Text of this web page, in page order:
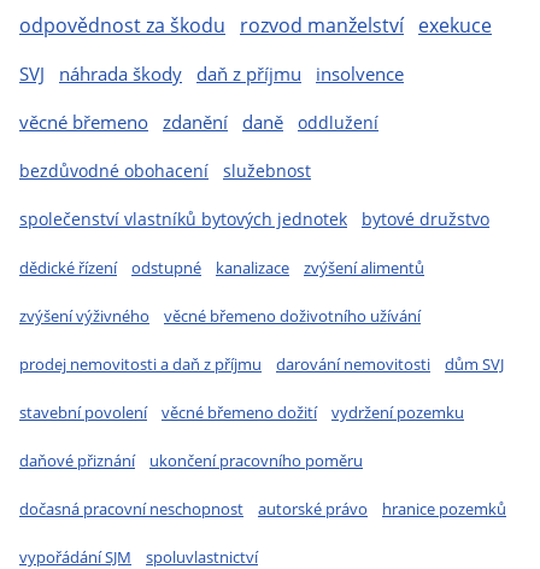
odpovědnost za škodu rozvod manželství exekuce
SVJ
náhrada škody daň z příjmu
insolvence
věcné břemeno zdanění daně oddlužení
bezdůvodné obohacení služebnost
společenství vlastníků bytových jednotek bytové družstvo
dědické řízení odstupné kanalizace zvýšení alimentů
zvýšení výživného věcné břemeno doživotního užívání
prodej nemovitosti a daň z příjmu darování nemovitosti dům SVJ
stavební povolení věcné břemeno dožití vydržení pozemku
daňové přiznání ukončení pracovního poměru
dočasná pracovní neschopnost autorské právo hranice pozemků
vypořádání SJM spoluvlastnictví